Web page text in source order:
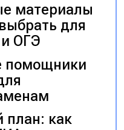
материалы
для
ОГЭ
помощники
план: как